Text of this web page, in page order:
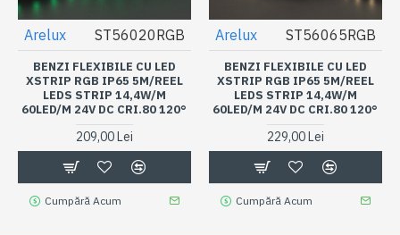
Arelux ST56020RGB
BENZI FLEXIBILE CU LED
XSTRIP RGB IP65 5M/REEL
LEDS STRIP 14,4W/M
60LED/M 24V DC CRI.80 120°
209,00 Lei
Cumpără Acum
Arelux ST56065RGB
BENZI FLEXIBILE CU LED
XSTRIP RGB IP65 5M/REEL
LEDS STRIP 14,4W/M
60LED/M 24V DC CRI.80 120°
229,00 Lei
Cumpără Acum